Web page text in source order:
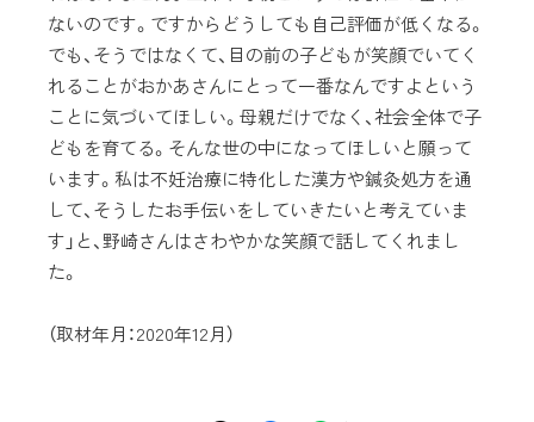
ないのです。ですからどうしても自己評価が低くなる。
でも、そうではなくて、目の前の子どもが笑顔でいてく
れることがおかあさんにとって一番なんですよという
ことに気づいてほしい。母親だけでなく、社会全体で子
どもを育てる。そんな世の中になってほしいと願って
います。私は不妊治療に特化した漢方や鍼灸処方を通
して、そうしたお手伝いをしていきたいと考えていま
す」と、野崎さんはさわやかな笑顔で話してくれまし
た。
（取材年月：2020年12月）